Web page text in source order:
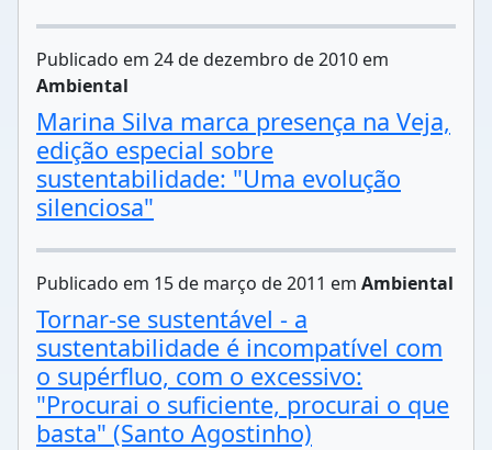
Publicado em 24 de dezembro de 2010 em
Ambiental
Marina Silva marca presença na Veja,
edição especial sobre
sustentabilidade: "Uma evolução
silenciosa"
Publicado em 15 de março de 2011 em Ambiental
Tornar-se sustentável - a
sustentabilidade é incompatível com
o supérfluo, com o excessivo:
"Procurai o suficiente, procurai o que
basta" (Santo Agostinho)